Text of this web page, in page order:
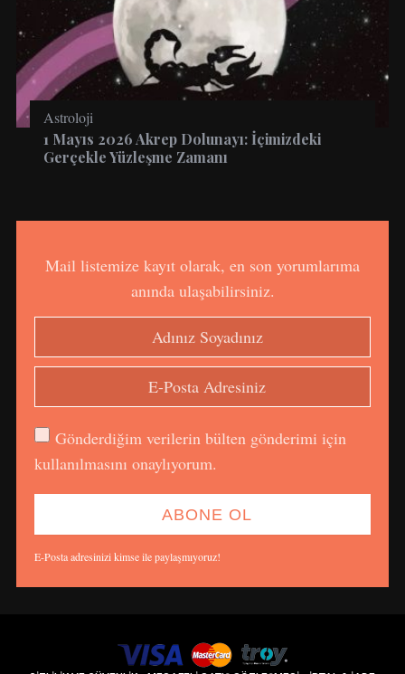
Astroloji
1 Mayıs 2026 Akrep Dolunayı: İçimizdeki
Gerçekle Yüzleşme Zamanı
Mail listemize kayıt olarak, en son yorumlarıma
anında ulaşabilirsiniz.
Gönderdiğim verilerin bülten gönderimi için
kullanılmasını onaylıyorum.
E-Posta adresinizi kimse ile paylaşmıyoruz!